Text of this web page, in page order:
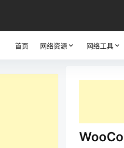
首页 网络资源 网络工具